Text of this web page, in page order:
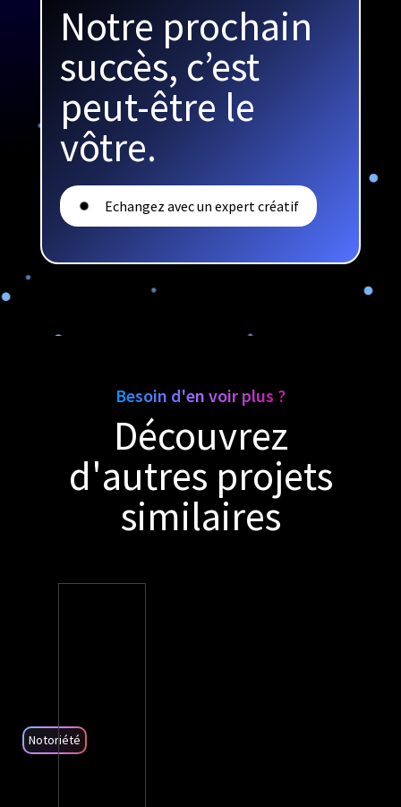
Notre prochain
succès, c’est
peut-être le
vôtre.
Echangez avec un expert créatif
Besoin d'en voir plus ?
Découvrez
d'autres projets
similaires
Notoriété